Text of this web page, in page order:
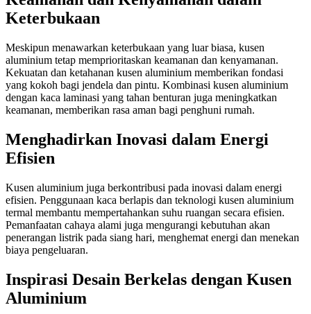
Keterbukaan
Meskipun menawarkan keterbukaan yang luar biasa, kusen
aluminium tetap memprioritaskan keamanan dan kenyamanan.
Kekuatan dan ketahanan kusen aluminium memberikan fondasi
yang kokoh bagi jendela dan pintu. Kombinasi kusen aluminium
dengan kaca laminasi yang tahan benturan juga meningkatkan
keamanan, memberikan rasa aman bagi penghuni rumah.
Menghadirkan Inovasi dalam Energi
Efisien
Kusen aluminium juga berkontribusi pada inovasi dalam energi
efisien. Penggunaan kaca berlapis dan teknologi kusen aluminium
termal membantu mempertahankan suhu ruangan secara efisien.
Pemanfaatan cahaya alami juga mengurangi kebutuhan akan
penerangan listrik pada siang hari, menghemat energi dan menekan
biaya pengeluaran.
Inspirasi Desain Berkelas dengan Kusen
Aluminium